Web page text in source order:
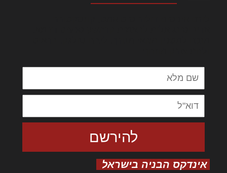
אינדקס הבניה בישראל